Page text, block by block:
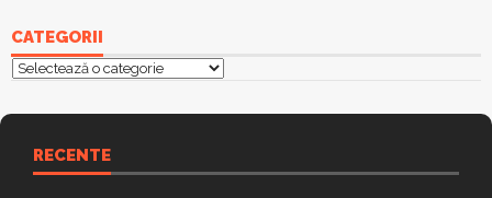
CATEGORII
Categorii
RECENTE